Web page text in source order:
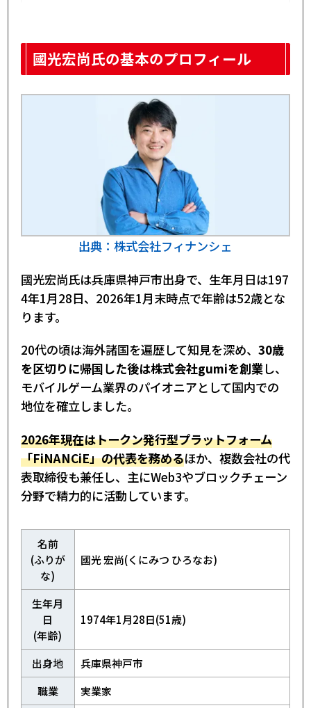
に就任
2021年：合同会社gumi Cryptos CapitalのMan
aging Partnerに就任
に就任
國光宏尚氏の年商・年収・総資産は？
推定年商は7億円以上
推定年収は数億円
推定総資産は数十億円以上
國光宏尚氏や会社・サービスの評判
國光宏尚氏本人の評判
株式会社gumiの評判
株式会社フィナンシェの評判
プラットフォーム「FiNANCiE」の評判
國光宏尚氏が立ち上げたプロジェクトの評判
國光宏尚は詐欺師？怪しいと言われる理由と実
怪しいと思われがちなNFT事業への取り組み
新しい経済圏への挑戦
『國光DAO』オーナ－・國光宏尚｜まとめ
國光宏尚氏の基本のプロフィール
出典：株式会社フィナンシェ
國光宏尚氏は兵庫県神戸市出身で、生年月日は197
4年1月28日、2026年1月末時点で年齢は52歳とな
ります。
20代の頃は海外諸国を遍歴して知見を深め、 30歳
を区切りに帰国した後は株式会社gumiを創業し、
モバイルゲーム業界のパイオニアとして国内での
地位を確立しました。
2026年現在はトークン発行型プラットフォーム
「FiNANCiE」の代表を務めるほか、複数会社の代
表取締役も兼任し、主にWeb3やブロックチェーン
分野で精力的に活動しています。
名前
(ふりが
な)
國光 宏尚(くにみつ ひろなお)
生年月
日
(年齢)
1974年1月28日(51歳)
出身地
兵庫県神戸市
職業
実業家